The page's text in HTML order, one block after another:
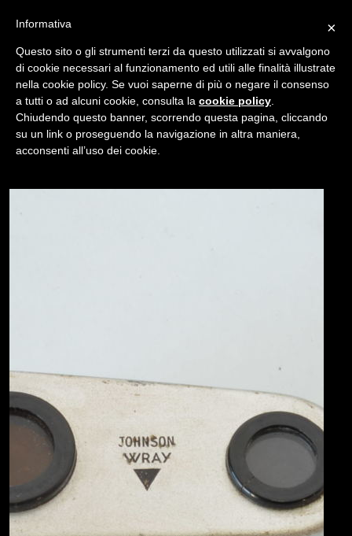
/ USATO TELEMETRO A SLITTA JOHNSON WRAY
NAVIGAZIONE
×
Informativa
Questo sito o gli strumenti terzi da questo utilizzati si avvalgono
di cookie necessari al funzionamento ed utili alle finalità illustrate
nella cookie policy. Se vuoi saperne di più o negare il consenso
a tutti o ad alcuni cookie, consulta la cookie policy
Chiudendo questo banner, scorrendo questa pagina, cliccando
su un link o proseguendo la navigazione in altra maniera,
acconsenti all’uso dei cookie.